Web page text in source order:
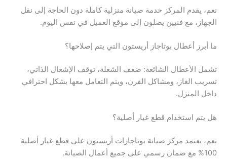
نعم، يقدم المركز خدمة صيانة منزلية كاملة دون الحاجة إلى نقل
الجهاز، مع فنيين يصلون إلى موقع العميل في نفس اليوم.
ما أبرز أعطال بوتاجاز أريستون التي يتم إصلاحها؟
تشمل الأعطال الشائعة: ضعف الشعلة، توقف الإشعال الذاتي،
تسريب الغاز، ومشاكل الفرن، ويتم التعامل معها بشكل احترافي
داخل المنزل.
هل يتم استخدام قطع غيار أصلية؟
نعم، يعتمد مركز صيانة بوتاجازات أريستون على قطع غيار أصلية
100% مع ضمان رسمي على جميع أعمال الصيانة.